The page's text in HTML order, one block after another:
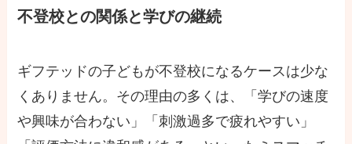
不登校との関係と学びの継続
ギフテッドの子どもが不登校になるケースは少な
くありません。その理由の多くは、「学びの速度
や興味が合わない」「刺激過多で疲れやすい」